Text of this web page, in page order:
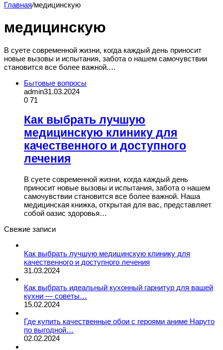
Главная/медицинскую
медицинскую
В суете современной жизни, когда каждый день приносит
новые вызовы и испытания, забота о нашем самочувствии
становится все более важной.…
Бытовые вопросы
admin31.03.2024
0 71
Как выбрать лучшую
медицинскую клинику для
качественного и доступного
лечения
В суете современной жизни, когда каждый день
приносит новые вызовы и испытания, забота о нашем
самочувствии становится все более важной. Наша
медицинская книжка, открытая для вас, представляет
собой оазис здоровья…
Свежие записи
Как выбрать лучшую медицинскую клинику для
качественного и доступного лечения
31.03.2024
Как выбрать идеальный кухонный гарнитур для вашей
кухни — советы…
15.02.2024
Где купить качественные обои с героями аниме Наруто
по выгодной…
02.02.2024